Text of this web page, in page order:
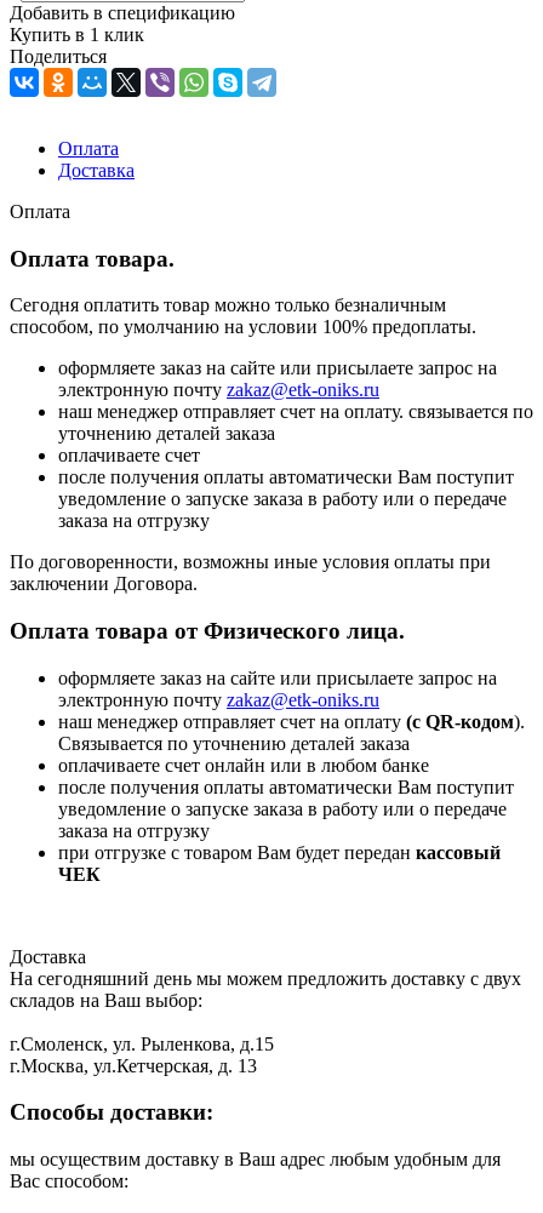
Добавить в спецификацию
Купить в 1 клик
Поделиться
Оплата
Доставка
Оплата
Оплата товара.
Сегодня оплатить товар можно только безналичным
способом, по умолчанию на условии 100% предоплаты.
оформляете заказ на сайте или присылаете запрос на
электронную почту zakaz@etk-oniks.ru
наш менеджер отправляет счет на оплату. связывается по
уточнению деталей заказа
оплачиваете счет
после получения оплаты автоматически Вам поступит
уведомление о запуске заказа в работу или о передаче
заказа на отгрузку
По договоренности, возможны иные условия оплаты при
заключении Договора.
Оплата товара от Физического лица.
оформляете заказ на сайте или присылаете запрос на
электронную почту zakaz@etk-oniks.ru
наш менеджер отправляет счет на оплату (с QR-кодом).
Связывается по уточнению деталей заказа
оплачиваете счет онлайн или в любом банке
после получения оплаты автоматически Вам поступит
уведомление о запуске заказа в работу или о передаче
заказа на отгрузку
при отгрузке с товаром Вам будет передан кассовый
ЧЕК
Доставка
На сегодняшний день мы можем предложить доставку с двух
складов на Ваш выбор:
г.Смоленск, ул. Рыленкова, д.15
г.Москва, ул.Кетчерская, д. 13
Способы доставки:
мы осуществим доставку в Ваш адрес любым удобным для
Вас способом: